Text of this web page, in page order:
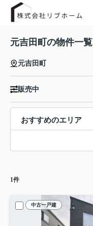
元吉田町の物件一覧
元吉田町
販売中
おすすめのエリア
1件
中古一戸建